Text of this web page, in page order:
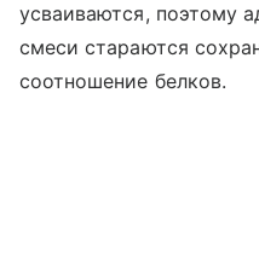
усваиваются, поэтому
смеси стараются
соотношение белков.